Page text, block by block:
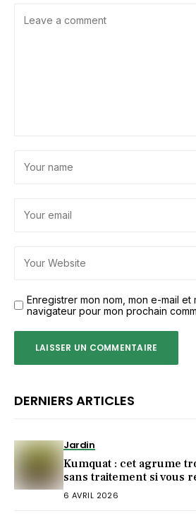
Enregistrer mon nom, mon e-mail et
navigateur pour mon prochain
DERNIERS ARTICLES
Jardin
Kumquat : cet agrume
sans traitement si vous
de plantation
6 AVRIL 2026